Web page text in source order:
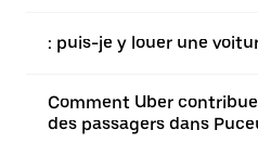
: puis-je y louer une
Comment Uber
des passagers dans